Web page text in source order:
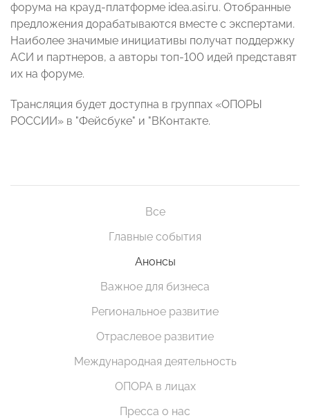
форума на крауд-платформе idea.asi.ru. Отобранные
предложения дорабатываются вместе с экспертами.
Наиболее значимые инициативы получат поддержку
АСИ и партнеров, а авторы топ-100 идей представят
их на форуме.
Трансляция будет доступна в группах «ОПОРЫ
РОССИИ» в "Фейсбуке" и "ВКонтакте.
Все
Главные события
Анонсы
Важное для бизнеса
Региональное развитие
Отраслевое развитие
Международная деятельность
ОПОРА в лицах
Пресса о нас